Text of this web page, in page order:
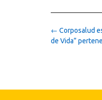
Post
navigation
← Corposalud
de Vida”